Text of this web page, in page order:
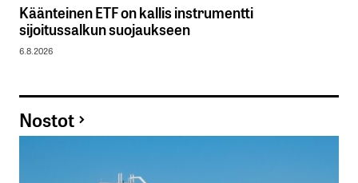
Käänteinen ETF on kallis instrumentti
sijoitussalkun suojaukseen
6.8.2026
Nostot